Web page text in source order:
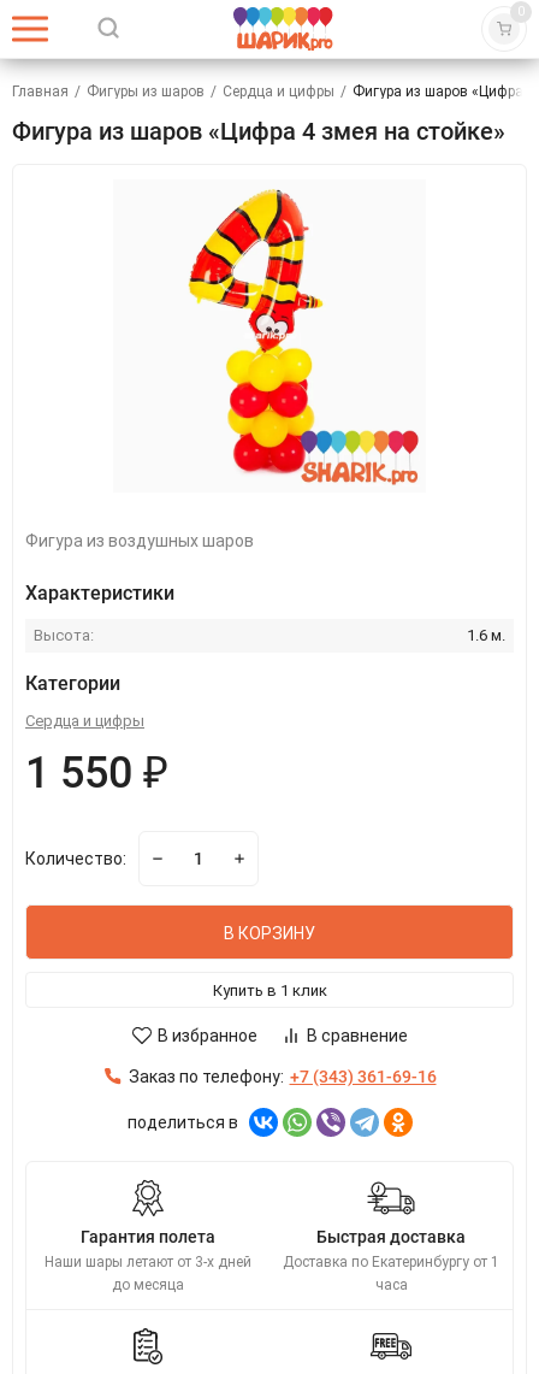
0
Главная / Фигуры из шаров / Сердца и цифры / Фигура из шаров «Цифра 4
Фигура из шаров «Цифра 4 змея на стойке»
Фигура из воздушных шаров
Характеристики
Высота: 1.6 м.
Категории
Сердца и цифры
1 550 ₽
Количество:
В КОРЗИНУ
Купить в 1 клик
В избранное В сравнение
Заказ по телефону: +7 (343) 361-69-16
поделиться в
Гарантия полета
Наши шары летают от 3-х дней
до месяца
Быстрая доставка
Доставка по Екатеринбургу от 1
часа